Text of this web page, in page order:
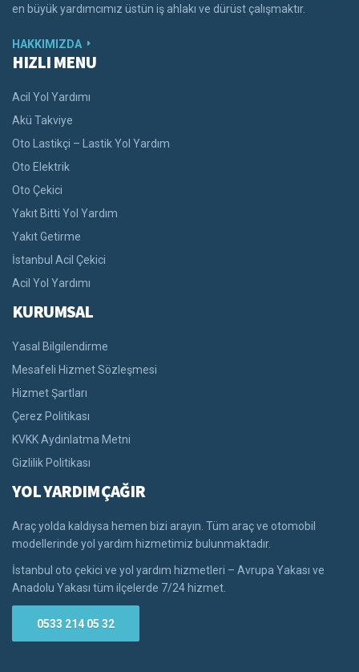
en büyük yardımcımız üstün iş ahlakı ve dürüst çalışmaktır.
HAKKIMIZDA
HIZLI MENU
Acil Yol Yardımı
Akü Takviye
Oto Lastikçi – Lastik Yol Yardım
Oto Elektrik
Oto Çekici
Yakıt Bitti Yol Yardım
Yakıt Getirme
İstanbul Acil Çekici
Acil Yol Yardımı
KURUMSAL
Yasal Bilgilendirme
Mesafeli Hizmet Sözleşmesi
Hizmet Şartları
Çerez Politikası
KVKK Aydınlatma Metni
Gizlilik Politikası
YOL YARDIM ÇAĞIR
Araç yolda kaldıysa hemen bizi arayın. Tüm araç ve otomobil
modellerinde yol yardım hizmetimiz bulunmaktadır.
İstanbul oto çekici ve yol yardım hizmetleri – Avrupa Yakası ve
Anadolu Yakası tüm ilçelerde 7/24 hizmet.
0533 214 05 32